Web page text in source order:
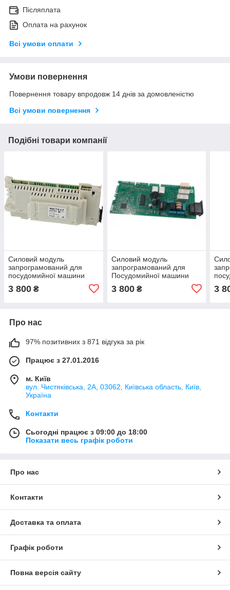
Післяплата
Оплата на рахунок
Всі умови оплати
Умови повернення
Повернення товару впродовж 14 днів за домовленістю
Всі умови повернення
Подібні товари компанії
Силовий модуль
запрограмований для
посудомийної машини
3 800 ₴
Силовий модуль
запрограмований для
Посудомийної машини
3 800₴ 3
Про нас
97% позитивних з 871 відгука за рік
Працює з 27.01.2016
м. Київ
вул. Чистяківська, 2А, 03062, Київська область, Київ,
Україна
Контакти
Сьогодні працює з 09:00 до 18:00
Показати весь графік роботи
Про нас
Контакти
Доставка та оплата
Графік роботи
Повна версія сайту